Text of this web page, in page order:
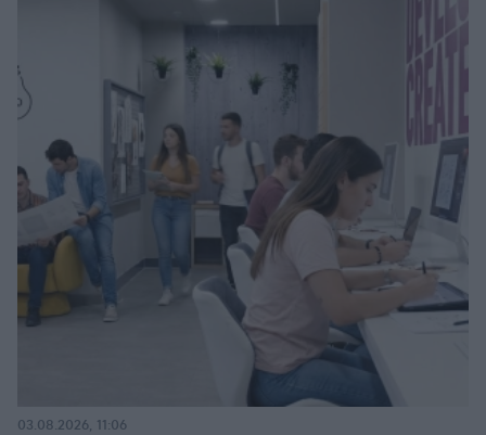
03.08.2026, 11:06